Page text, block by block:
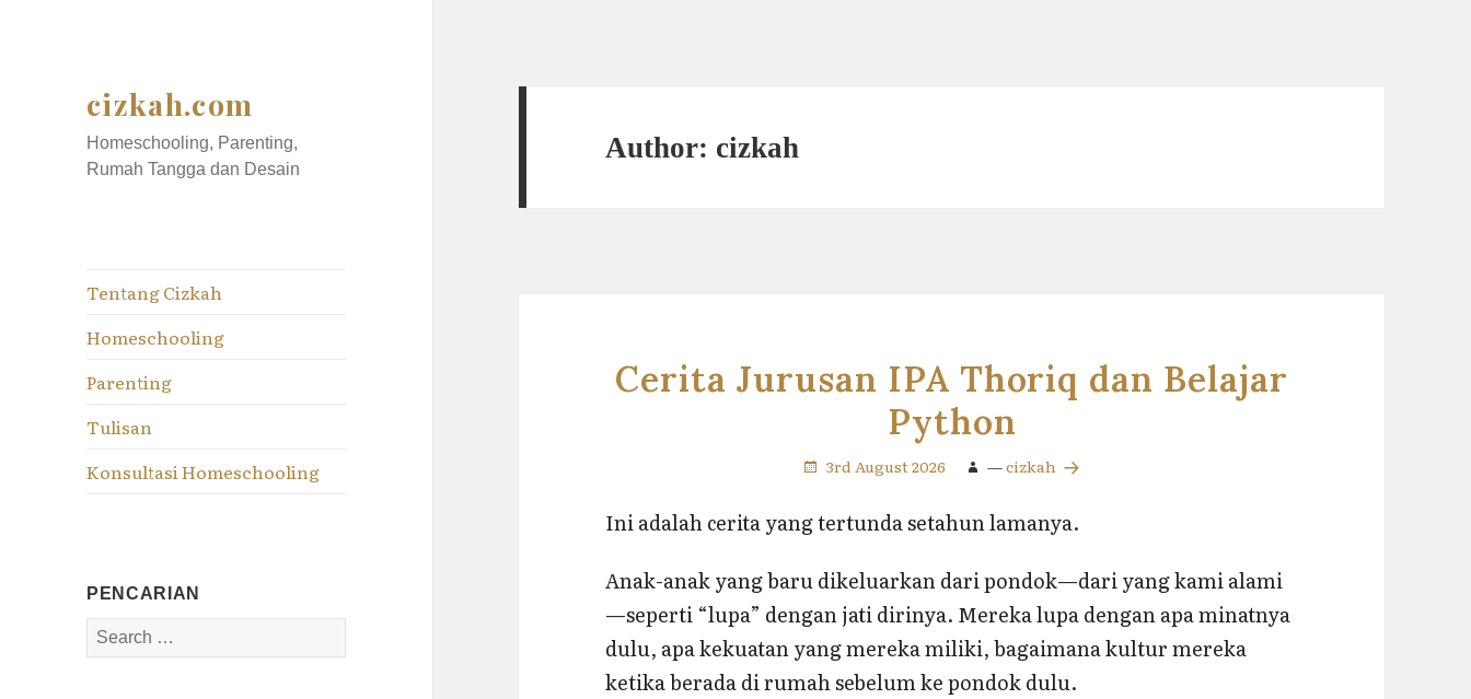
cizkah.com
Homeschooling, Parenting,
Rumah Tangga dan Desain
Tentang Cizkah
Homeschooling
Parenting
Tulisan
Konsultasi Homeschooling
PENCARIAN
Search
for:
Author: cizkah
Cerita Jurusan IPA Thoriq dan Belajar
Python
3rd August 2026 —cizkah
Ini adalah cerita yang tertunda setahun lamanya.
Anak-anak yang baru dikeluarkan dari pondok—dari yang kami alami
—seperti “lupa” dengan jati dirinya. Mereka lupa dengan apa minatnya
dulu, apa kekuatan yang mereka miliki, bagaimana kultur mereka
ketika berada di rumah sebelum ke pondok dulu.